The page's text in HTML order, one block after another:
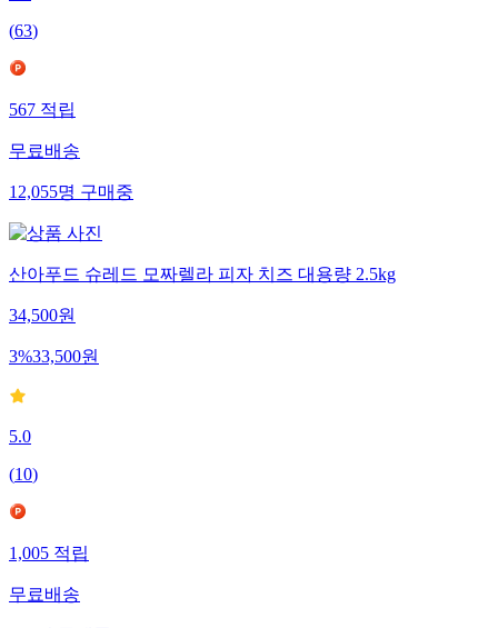
(63)
567적립
무료배송
12,055명구매중
산아푸드 슈레드 모짜렐라 피자 치즈 대용량 2.5kg
34,500원
3%33,500원
5.0
(10)
1,005적립
무료배송